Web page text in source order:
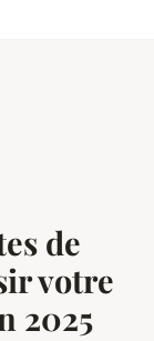
de
votre
2025